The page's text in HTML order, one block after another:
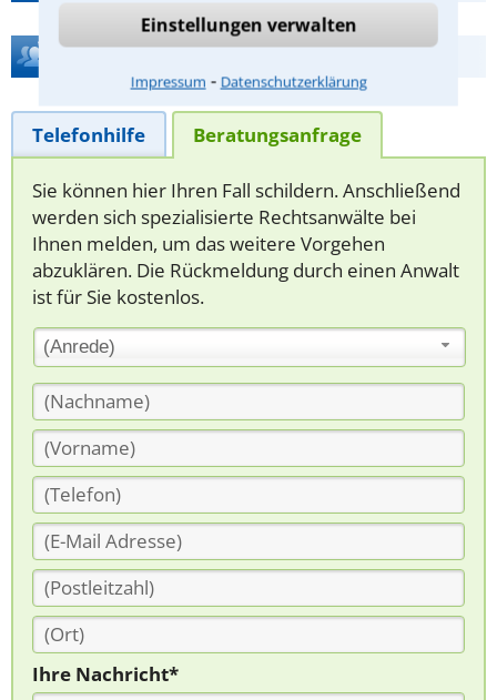
Einstellungen verwalten
Impressum ⁃ Datenschutzerklärung
Hilfe bei Ihrer Anwaltsuche?
Telefonhilfe Beratungsanfrage
Sie können hier Ihren Fall schildern. Anschließend
werden sich spezialisierte Rechtsanwälte bei
Ihnen melden, um das weitere Vorgehen
abzuklären. Die Rückmeldung durch einen Anwalt
ist für Sie kostenlos.
(Anrede)
Ihre Nachricht*